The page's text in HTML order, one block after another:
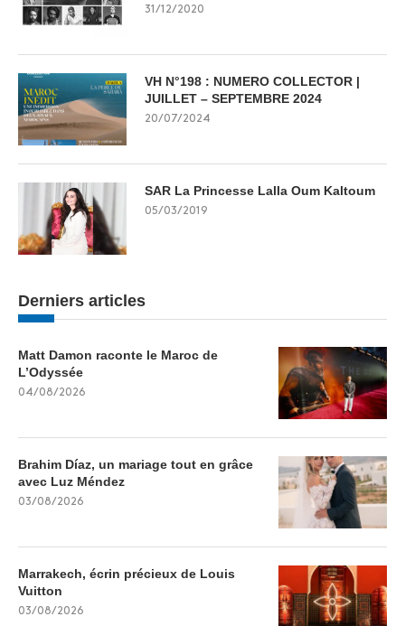
31/12/2020
VH N°198 : NUMERO COLLECTOR |
JUILLET – SEPTEMBRE 2024
20/07/2024
SAR La Princesse Lalla Oum Kaltoum
05/03/2019
Derniers articles
Matt Damon raconte le Maroc de
L’Odyssée
04/08/2026
Brahim Díaz, un mariage tout en grâce
avec Luz Méndez
03/08/2026
Marrakech, écrin précieux de Louis
Vuitton
03/08/2026